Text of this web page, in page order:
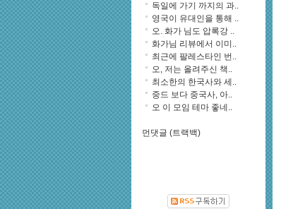
독일에 가기 까지의 과..
영국이 유대인을 통해 ..
오. 화가 님도 압록강 ..
화가님 리뷰에서 이미..
최근에 팔레스타인 번..
오, 저는 올려주신 책..
최소한의 한국사와 세..
중드 보다 중국사, 아..
오 이 모임 테마 좋네..
먼댓글 (트랙백)